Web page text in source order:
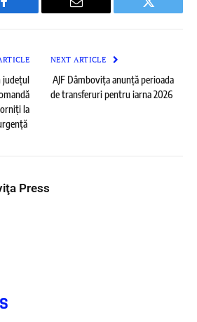
Facebook Email Twitter
județul
la
NEXT ARTICLE
AJF Dâmbovița anunță perioada
de transferuri pentru iarna 2026
Press